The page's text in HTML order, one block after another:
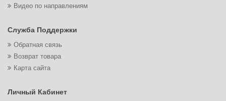
Видео по направлениям
Служба Поддержки
Обратная связь
Возврат товара
Карта сайта
Личный Кабинет